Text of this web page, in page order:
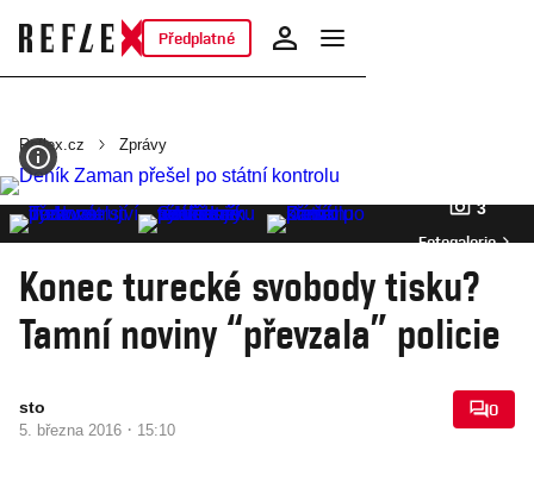
Předplatné
Reflex.cz Zprávy
3
Fotogalerie
Konec turecké svobody tisku?
Tamní noviny “převzala” policie
sto
5. března 2016 · 15:10
0